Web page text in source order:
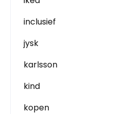
inclusief
jysk
karlsson
kind
kopen